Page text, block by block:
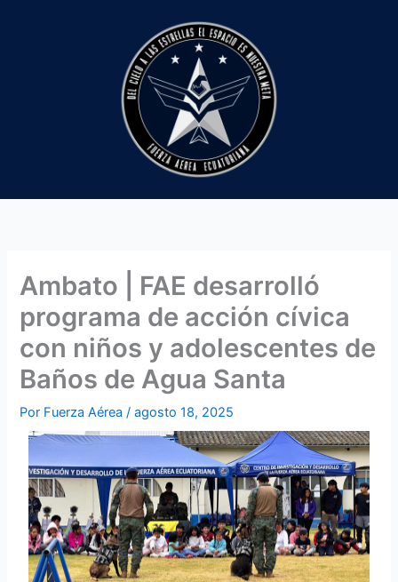
Ambato | FAE desarrolló
programa de acción cívica
con niños y adolescentes de
Baños de Agua Santa
Por Fuerza Aérea/agosto 18, 2025